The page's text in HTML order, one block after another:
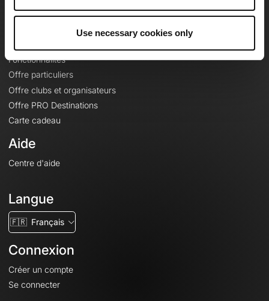
Use necessary cookies only
Fonctionnalités
Offre particuliers
Offre clubs et organisateurs
Offre PRO Destinations
Carte cadeau
Aide
Centre d'aide
Langue
🇫🇷 Français
Connexion
Créer un compte
Se connecter